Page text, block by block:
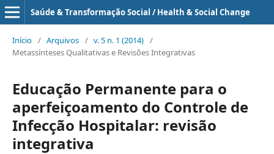
Saúde & Transformação Social / Health & Social Change
Início / Arquivos / v. 5 n. 1 (2014) /
Metassínteses Qualitativas e Revisões Integrativas
Educação Permanente para o
aperfeiçoamento do Controle de
Infecção Hospitalar: revisão
integrativa